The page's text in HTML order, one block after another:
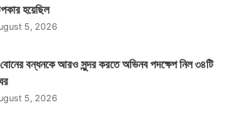
হয়েছিল
5, 2026
বন্ধনকে আরও সুন্দর করতে অভিনব পদক্ষেপ নিল ৩৪টি
5, 2026